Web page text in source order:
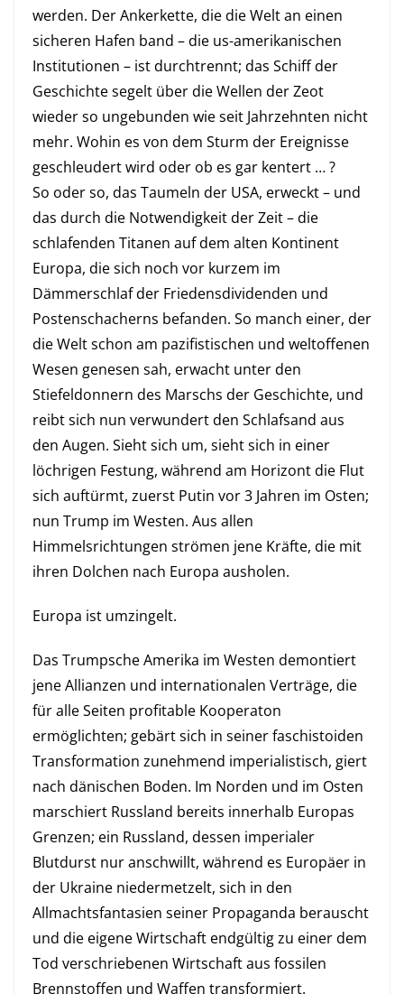
werden. Der Ankerkette, die die Welt an einen
sicheren Hafen band – die us-amerikanischen
Institutionen – ist durchtrennt; das Schiff der
Geschichte segelt über die Wellen der Zeot
wieder so ungebunden wie seit Jahrzehnten nicht
mehr. Wohin es von dem Sturm der Ereignisse
geschleudert wird oder ob es gar kentert … ?
So oder so, das Taumeln der USA, erweckt – und
das durch die Notwendigkeit der Zeit – die
schlafenden Titanen auf dem alten Kontinent
Europa, die sich noch vor kurzem im
Dämmerschlaf der Friedensdividenden und
Postenschacherns befanden. So manch einer, der
die Welt schon am pazifistischen und weltoffenen
Wesen genesen sah, erwacht unter den
Stiefeldonnern des Marschs der Geschichte, und
reibt sich nun verwundert den Schlafsand aus
den Augen. Sieht sich um, sieht sich in einer
löchrigen Festung, während am Horizont die Flut
sich auftürmt, zuerst Putin vor 3 Jahren im Osten;
nun Trump im Westen. Aus allen
Himmelsrichtungen strömen jene Kräfte, die mit
ihren Dolchen nach Europa ausholen.
Europa ist umzingelt.
Das Trumpsche Amerika im Westen demontiert
jene Allianzen und internationalen Verträge, die
für alle Seiten profitable Kooperaton
ermöglichten; gebärt sich in seiner faschistoiden
Transformation zunehmend imperialistisch, giert
nach dänischen Boden. Im Norden und im Osten
marschiert Russland bereits innerhalb Europas
Grenzen; ein Russland, dessen imperialer
Blutdurst nur anschwillt, während es Europäer in
der Ukraine niedermetzelt, sich in den
Allmachtsfantasien seiner Propaganda berauscht
und die eigene Wirtschaft endgültig zu einer dem
Tod verschriebenen Wirtschaft aus fossilen
Brennstoffen und Waffen transformiert.